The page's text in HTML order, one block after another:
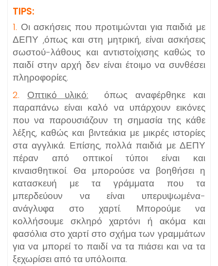
TIPS:
1. Οι ασκήσεις που προτιμώνται για παιδιά με
ΔΕΠΥ ,όπως και στη μητρική, είναι ασκήσεις
σωστού-λάθους και αντιστοίχισης καθώς το
παιδί στην αρχή δεν είναι έτοιμο να συνθέσει
πληροφορίες.
2.
Οπτικό υλικό: όπως αναφέρθηκε και
παραπάνω είναι καλό να υπάρχουν εικόνες
που να παρουσιάζουν τη σημασία της κάθε
λέξης, καθώς και βιντεάκια με μικρές ιστορίες
στα αγγλικά. Επίσης, πολλά παιδιά με ΔΕΠΥ
πέραν από οπτικοί τύποι είναι και
κιναισθητικοί. Θα μπορούσε να βοηθήσει η
κατασκευή με τα γράμματα που τα
μπερδεύουν να είναι υπερυψωμένα-
ανάγλυφα στο χαρτί. Μπορούμε να
κολλήσουμε σκληρό χαρτόνι ή ακόμα και
φασόλια στο χαρτί στο σχήμα των γραμμάτων
για να μπορεί το παιδί να τα πιάσει και να τα
ξεχωρίσει από τα υπόλοιπα.